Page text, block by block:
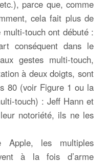
parce que, comme
cela fait plus de
touch ont débuté :
conséquent dans le
gestes multi-touch,
à deux doigts, sont
80 (voir Figure 1 ou la
touch) : Jeff Hann et
notoriété, ils ne les
Apple, les multiples
à la fois d’arme